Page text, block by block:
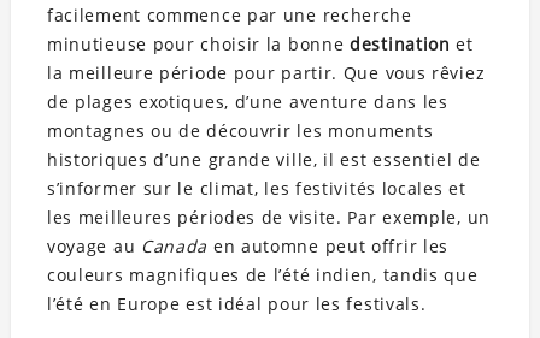
facilement commence par une recherche
minutieuse pour choisir la bonnedestination et
la meilleure période pour partir. Que vous rêviez
de plages exotiques, d’une aventure dans les
montagnes ou de découvrir les monuments
historiques d’une grande ville, il est essentiel de
s’informer sur le climat, les festivités locales et
les meilleures périodes de visite. Par exemple, un
voyage au Canada en automne peut offrir les
couleurs magnifiques de l’été indien, tandis que
l’été en Europe est idéal pour les festivals.